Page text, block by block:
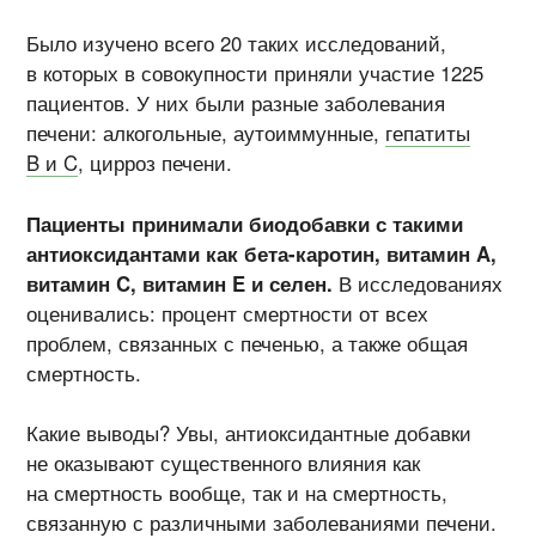
Было изучено всего 20 таких исследований,
в которых в совокупности приняли участие 1225
пациентов. У них были разные заболевания
печени: алкогольные, аутоиммунные, гепатиты
B и C, цирроз печени.
Пациенты принимали биодобавки с такими
антиоксидантами какбета-каротин, витамин A,
витамин C, витамин E и селен. В исследованиях
оценивались: процент смертности от всех
проблем, связанных с печенью, а также общая
смертность.
Какие выводы? Увы, антиоксидантные добавки
не оказывают существенного влияния как
на смертность вообще, так и на смертность,
связанную с различными заболеваниями печени.